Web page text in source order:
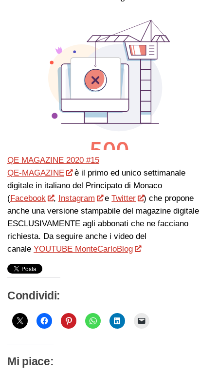
QE MAGAZINE 2020 #15
QE-MAGAZINE
è il primo ed unico settimanale
digitale in italiano del Principato di Monaco
(Facebook , Instagram eTwitter
) che propone
anche una versione stampabile del magazine digitale
ESCLUSIVAMENTE agli abbonati che ne facciano
richiesta. Da seguire anche i video del
canale YOUTUBE MonteCarloBlog
Condividi:
Mi piace: